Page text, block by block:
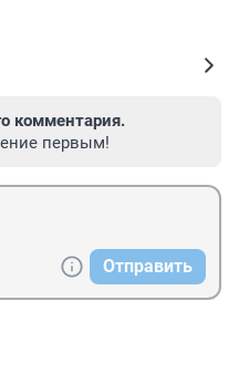
комментария.
первым!
Отправить